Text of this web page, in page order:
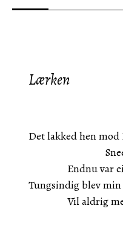
Lærken
Det lakked hen mod
Endnu var ei
Tungsindig blev
Vil aldrig mere